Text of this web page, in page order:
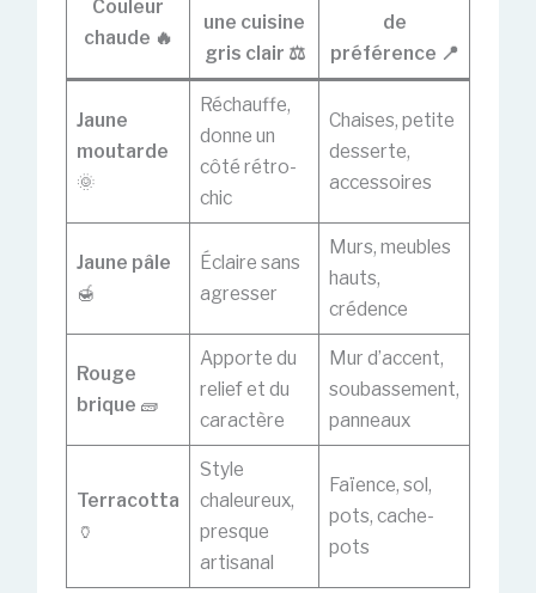
Couleur
chaude 🔥
une cuisine
gris clair ⚖️
de
préférence 📍
Jaune
moutarde
🌞
Réchauffe,
donne un
côté rétro-
chic
Chaises, petite
desserte,
accessoires
Jaune pâle
🍯
Éclaire sans
agresser
Murs, meubles
hauts,
crédence
Rouge
brique 🧱
Apporte du
relief et du
caractère
Mur d’accent,
soubassement,
panneaux
Terracotta
🏺
Style
chaleureux,
presque
artisanal
Faïence, sol,
pots, cache-
pots